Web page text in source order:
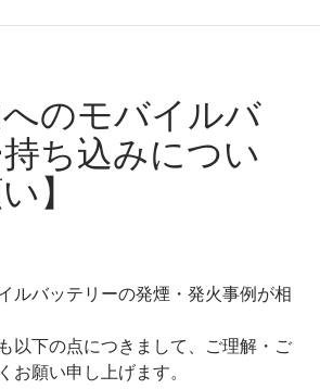
のモバイルバ
ち込みについ
】
ルバッテリーの発煙・発火事例が相
以下の点につきまして、ご理解・ご
お願い申し上げます。